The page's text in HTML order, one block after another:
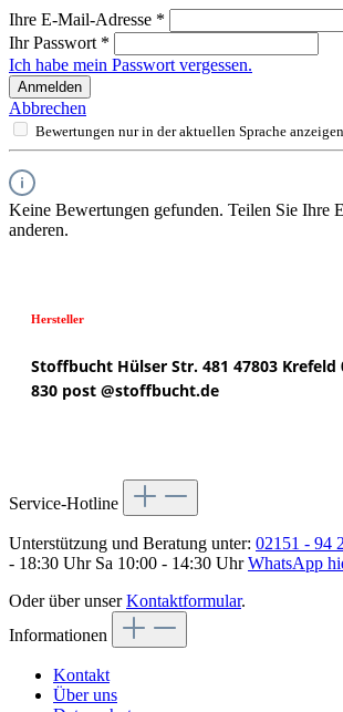
Ihre E-Mail-Adresse *
Ihr Passwort *
Ich habe mein Passwort vergessen.
Anmelden
Abbrechen
Bewertungen nur in der aktuellen Sprache
Keine Bewertungen gefunden. Teilen Sie Ihre
anderen.
Hersteller
Stoffbucht Hülser Str. 481 47803 Krefeld
830 post @stoffbucht.de
Service-Hotline
Unterstützung und Beratung unter: 02151 - 94
- 18:30 Uhr Sa 10:00 - 14:30 UhrWhatsApp
Oder über unserKontaktformular.
Informationen
Kontakt
Über uns